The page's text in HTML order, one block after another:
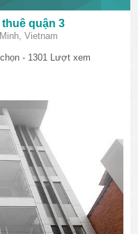
quận 3
Vietnam
- 1301 Lượt xem